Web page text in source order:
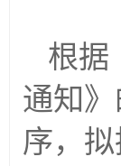
根据
通知》
序，